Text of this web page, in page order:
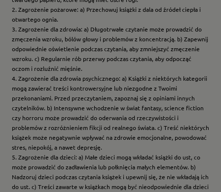
2. Zagrożenie pożarowe: a) Przechowuj książki z dala od źródeł ciepła i
otwartego ognia.
3. Zagrożenie dla zdrowia: a) Długotrwałe czytanie może prowadzić do
zmęczenia wzroku, bólów głowy i problemów z koncentracją. b) Zapewnij
odpowiednie oświetlenie podczas czytania, aby zmniejszyć zmęczenie
wzroku. c) Regularnie rób przerwy podczas czytania, aby odpocząć
oczom i rozluźnić mięśnie.
4. Zagrożenie dla zdrowia psychicznego: a) Książki z niektórych kategorii
mogą zawierać treści kontrowersyjne lub niezgodne z Twoimi
przekonaniami. Przed przeczytaniem, zapoznaj się z opiniami innych
czytelników. b) Intensywne wchodzenie w świat fantasy, science fiction
czy horroru może prowadzić do oderwania od rzeczywistości i
problemów z rozróżnieniem fikcji od realnego świata. c) Treść niektórych
książek może negatywnie wpływać na zdrowie emocjonalne, powodować
stres, niepokój, a nawet depresję.
5. Zagrożenie dla dzieci: a) Małe dzieci mogą wkładać książki do ust, co
może prowadzić do zadławienia lub połknięcia małych elementów. b)
Nadzoruj dzieci podczas czytania książek i upewnij się, że nie wkładają ich
do ust. c) Treści zawarte w książkach mogą być nieodpowiednie dla dzieci